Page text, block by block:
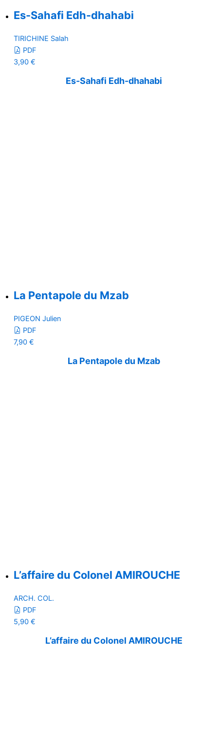
Es-Sahafi Edh-dhahabi
TIRICHINE Salah
PDF
3,90 €
Es-Sahafi Edh-dhahabi
La Pentapole du Mzab
PIGEON Julien
PDF
7,90 €
La Pentapole du Mzab
L’affaire du Colonel AMIROUCHE
ARCH. COL.
PDF
5,90 €
L’affaire du Colonel AMIROUCHE